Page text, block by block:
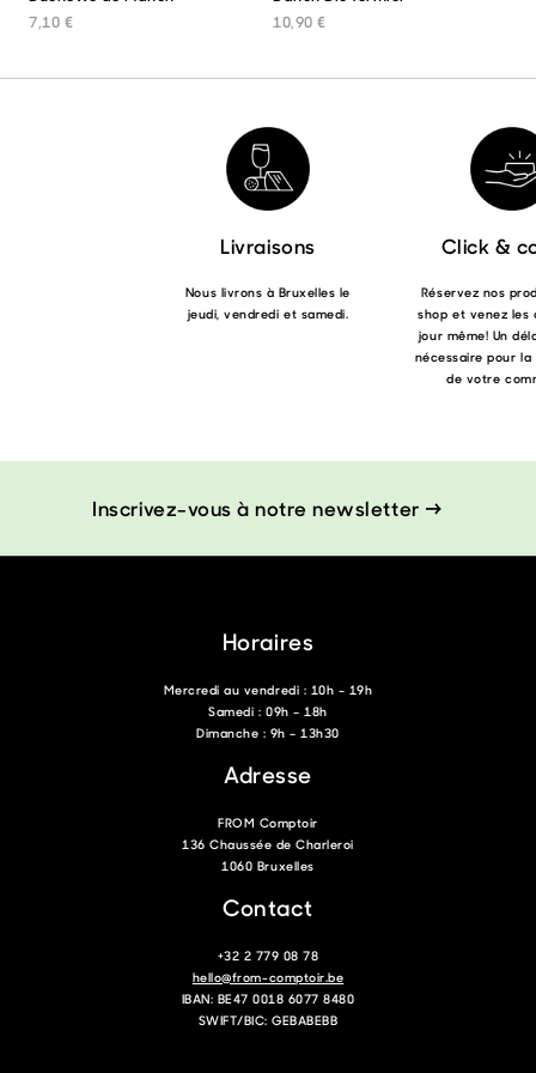
7,10 €
10,90€
Livraisons
Nous livrons à Bruxelles le
jeudi, vendredi et samedi.
Click &
Réservez nos
shop et venez les
jour même! Un
nécessaire pour
de votre
Inscrivez-vous à notre newsletter →
Horaires
Mercredi au vendredi : 10h – 19h
Samedi : 09h – 18h
Dimanche : 9h – 13h30
Adresse
FROM Comptoir
136 Chaussée de Charleroi
1060 Bruxelles
Contact
+32 2 779 08 78
hello@from-comptoir.be
IBAN: BE47 0018 6077 8480
SWIFT/BIC: GEBABEBB